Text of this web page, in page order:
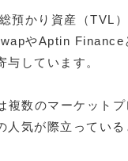
預かり資産（TVL
やAptin Finance
与しています。
複数のマーケットプ
人気が際立っている